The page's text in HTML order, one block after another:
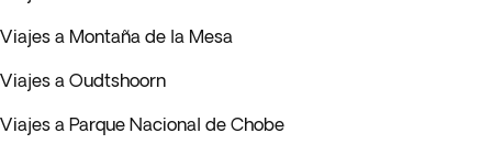
Viajes a Montaña de la Mesa
Viajes a Oudtshoorn
Viajes a Parque Nacional de Chobe